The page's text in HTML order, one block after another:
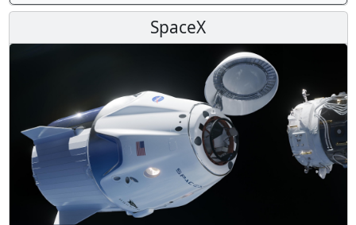
SpaceX